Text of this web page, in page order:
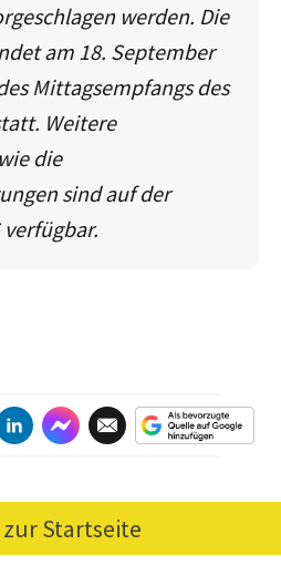
werden. Die
am 18. September
Mittagsempfangs des
Weitere
die
sind auf der
verfügbar.
Startseite